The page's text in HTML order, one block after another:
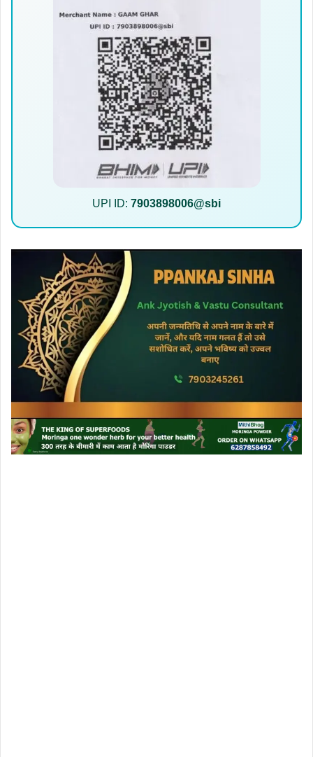
UPI ID: 7903898006@sbi